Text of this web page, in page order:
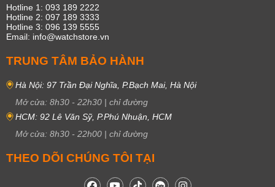
Hotline 1: 093 189 2222
Hotline 2: 097 189 3333
Hotline 3: 096 139 5555
Email: info@watchstore.vn
TRUNG TÂM BẢO HÀNH
Hà Nội: 97 Trần Đại Nghĩa, P.Bạch Mai, Hà Nội
Mở cửa: 8h30 - 22h30 | chỉ đường
HCM: 92 Lê Văn Sỹ, P.Phú Nhuận, HCM
Mở cửa: 8h30 - 22h00 | chỉ đường
THEO DÕI CHÚNG TÔI TẠI